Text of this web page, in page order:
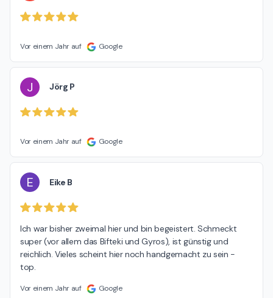
Vor einem Jahr auf Google
J Jörg P
Vor einem Jahr auf Google
E Eike B
Ich war bisher zweimal hier und bin begeistert. Schmeckt
super (vor allem das Bifteki und Gyros), ist günstig und
reichlich. Vieles scheint hier noch handgemacht zu sein -
top.
Vor einem Jahr auf Google